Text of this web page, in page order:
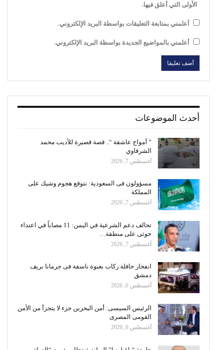
الأولى التي أعلق فيها.
أعلمني بمتابعة التعليقات بواسطة البريد الإلكتروني.
أعلمني بالمواضيع الجديدة بواسطة البريد الإلكتروني.
أحدث الموضوعات
” أمواج عاشقة “.. قصة قصيرة للأديب محمد
الشرقاوي
أغسطس 7, 2026
مسؤولون فى السعودية: نتوقع هجوم وشيك على
المملكة
أغسطس 7, 2026
تحالف دعم الشرعية في اليمن: 11 مصاباً في اعتداء
حوثى على منطقة…
أغسطس 7, 2026
انفجار حافلة ركاب بعبوة ناسفة فى جرمانا بريف
دمشق
أغسطس 6, 2026
الرئيس السيسى: أمن البحرين جزء لا يتجزأ من الأمن
القومى المصرى
أغسطس 6, 2026